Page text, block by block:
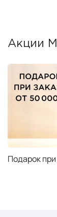
Акции
Подарок